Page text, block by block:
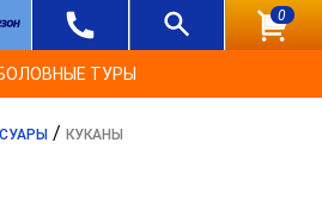
0
ТУРЫ
/ КУКАНЫ